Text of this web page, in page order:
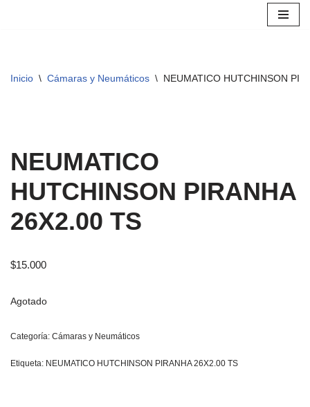
Inicio \ Cámaras y Neumáticos \ NEUMATICO HUTCHINSON
NEUMATICO
HUTCHINSON PIRANHA
26X2.00 TS
$15.000
Agotado
Categoría: Cámaras y Neumáticos
Etiqueta: NEUMATICO HUTCHINSON PIRANHA 26X2.00 TS